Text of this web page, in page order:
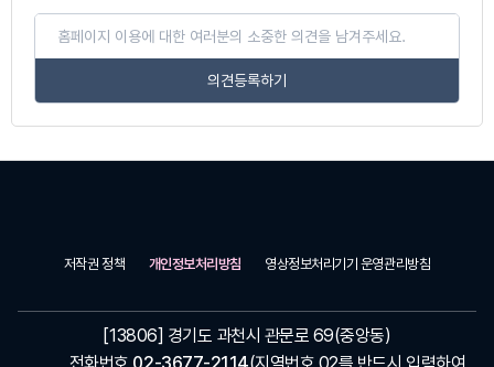
페
지
도
평
입
저작권 정책 개인정보처리방침 영상정보처리기기 운영관리방침
[13806] 경기도 과천시 관문로 69(중앙동)